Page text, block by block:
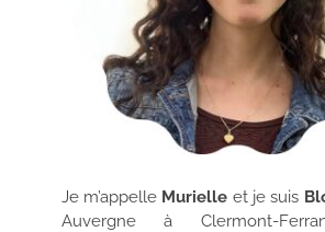
Je m’appelle Murielle et je suis
Auvergne à Clermont-